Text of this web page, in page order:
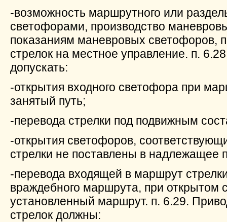
-возможность маршрутного или
светофорами, производство
показаниям маневровых светофоров,
стрелок на местное управление. п.
допускать:
-открытия входного светофора при
занятый путь;
-перевода стрелки под подвижным
-открытия светофоров,
стрелки не поставлены в надлежащее
-перевода входящей в маршрут
враждебного маршрута, при
установленный маршрут. п. 6.29.
стрелок должны: